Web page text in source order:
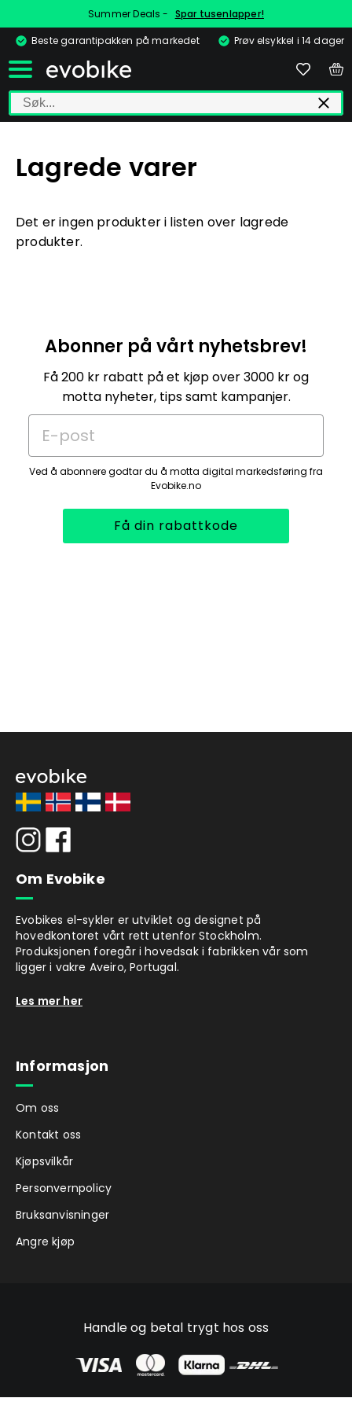
Summer Deals - Spar tusenlapper!
Beste garantipakken på markedet
Prøv elsykkel i 14 dager
Lagrede varer
Det er ingen produkter i listen over lagrede
produkter.
Abonner på vårt nyhetsbrev!
Få 200 kr rabatt på et kjøp over 3000 kr og
motta nyheter, tips samt kampanjer.
E-post
Ved å abonnere godtar du å motta digital markedsføring fra
Evobike.no
Få din rabattkode
Om Evobike
Evobikes el-sykler er utviklet og designet på
hovedkontoret vårt rett utenfor Stockholm.
Produksjonen foregår i hovedsak i fabrikken vår som
ligger i vakre Aveiro, Portugal.
Les mer her
Informasjon
Om oss
Kontakt oss
Kjøpsvilkår
Personvernpolicy
Bruksanvisninger
Angre kjøp
Handle og betal trygt hos oss